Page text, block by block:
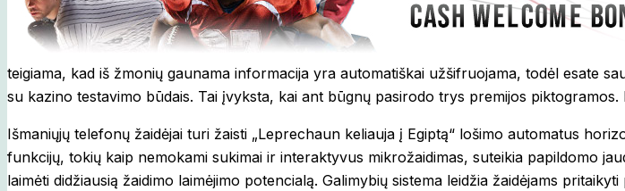
teigiama, kad iš žmonių gaunama informacija yra automatiškai užšifruojama, todėl esate
su kazino testavimo būdais. Tai įvyksta, kai ant būgnų pasirodo trys premijos
Išmaniųjų telefonų žaidėjai turi žaisti „Leprechaun keliauja į Egiptą“ lošimo automatus
funkcijų, tokių kaip nemokami sukimai ir interaktyvus mikrožaidimas, suteikia papildomo
laimėti didžiausią žaidimo laimėjimo potencialą. Galimybių sistema leidžia žaidėjams